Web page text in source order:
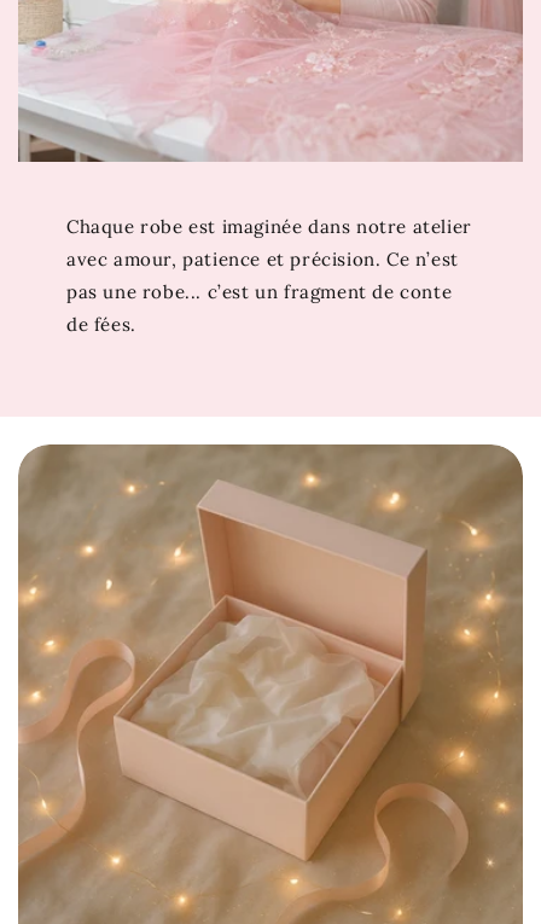
notre collection
Robe Princesse Fille …
Chaque robe est imaginée dans notre atelier
avec amour, patience et précision. Ce n’est
pas une robe... c’est un fragment de conte
de fées.